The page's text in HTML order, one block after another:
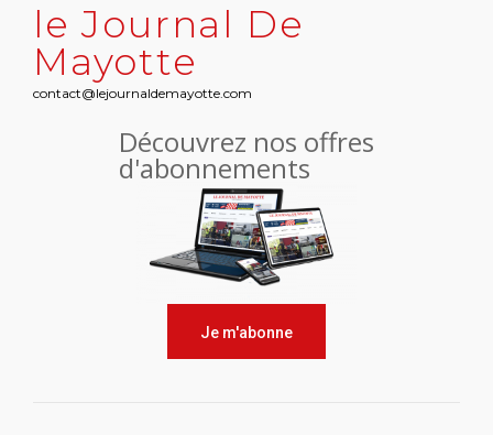
le Journal De
Mayotte
contact@lejournaldemayotte.com
Découvrez nos offres
d'abonnements
Je m'abonne